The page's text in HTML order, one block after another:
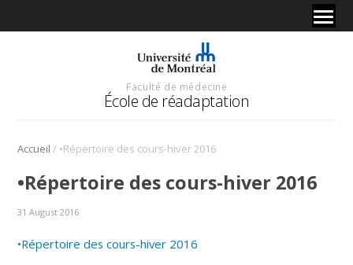
Faculté de médecine
École de réadaptation
Accueil / •Répertoire des cours-hiver 2016
•Répertoire des cours-hiver 2016
31 August 2016
•Répertoire des cours-hiver 2016